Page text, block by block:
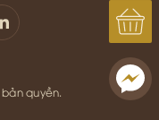
quyền.